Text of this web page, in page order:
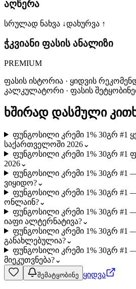
აღწერა
სრულად ნახვა ↓დახურვა ↑
ჭკვიანი ფასის ანალიზი
PREMIUM
ფასის ისტორია · ყიდვის
კალკულატორი · ფასის
ხშირად დასმული
ფუნგოსილი კრემი 1% 30გრ #1
საქართველოში 2026⌄
ფუნგოსილი კრემი 1% 30გრ #1
2026⌄
ფუნგოსილი კრემი 1% 30გრ
ვიყიდო?⌄
ფუნგოსილი კრემი 1% 30გრ
ონლაინ?⌄
ფუნგოსილი კრემი 1% 30გრ #1
იაფი ალტერნატივა?⌄
ფუნგოსილი კრემი 1% 30გრ #1 —
განახლებულია?⌄
ფუნგოსილი კრემი 1% 30გრ #1
მიეკუთვნება?⌄
შემატყობინე ყიდვა